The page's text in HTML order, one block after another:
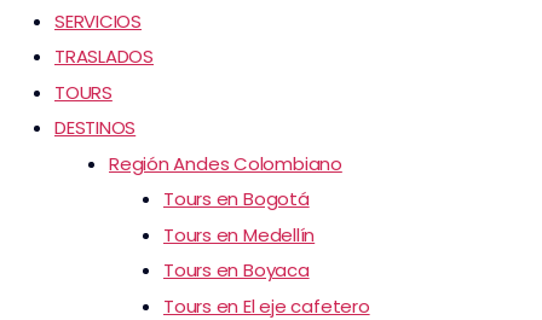
SERVICIOS
TRASLADOS
TOURS
DESTINOS
Región Andes Colombiano
Tours en Bogotá
Tours en Medellín
Tours en Boyaca
Tours en El eje cafetero